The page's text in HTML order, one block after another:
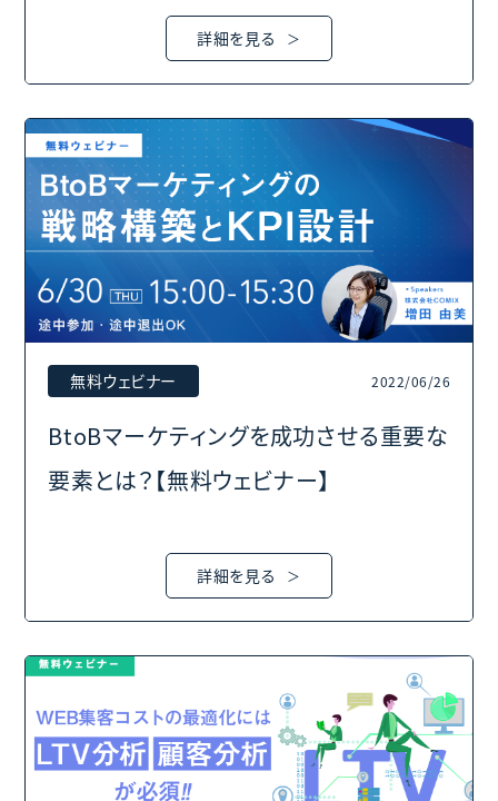
詳細を見る
無料ウェビナー 2022/06/26
BtoBマーケティングを成功させる重要な
要素とは？【無料ウェビナー】
詳細を見る